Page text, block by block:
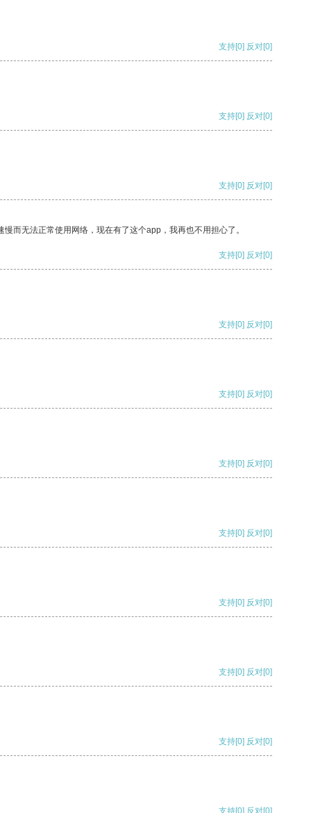
支持[0] 反对[0]
支持[0] 反对[0]
支持[0] 反对[0]
而无法正常使用网络，现在有了这个app，我再也不用担心了。
支持[0] 反对[0]
支持[0] 反对[0]
支持[0] 反对[0]
支持[0] 反对[0]
支持[0] 反对[0]
支持[0] 反对[0]
支持[0] 反对[0]
支持[0] 反对[0]
支持[0] 反对[0]